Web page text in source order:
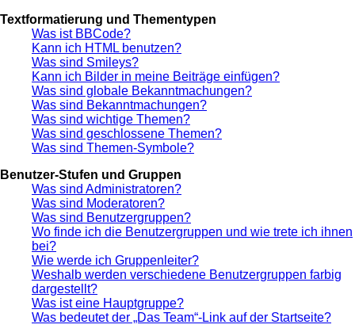
Textformatierung und Thementypen
Was ist BBCode?
Kann ich HTML benutzen?
Was sind Smileys?
Kann ich Bilder in meine Beiträge einfügen?
Was sind globale Bekanntmachungen?
Was sind Bekanntmachungen?
Was sind wichtige Themen?
Was sind geschlossene Themen?
Was sind Themen-Symbole?
Benutzer-Stufen und Gruppen
Was sind Administratoren?
Was sind Moderatoren?
Was sind Benutzergruppen?
Wo finde ich die Benutzergruppen und wie trete ich ihnen
bei?
Wie werde ich Gruppenleiter?
Weshalb werden verschiedene Benutzergruppen farbig
dargestellt?
Was ist eine Hauptgruppe?
Was bedeutet der „Das Team“-Link auf der Startseite?